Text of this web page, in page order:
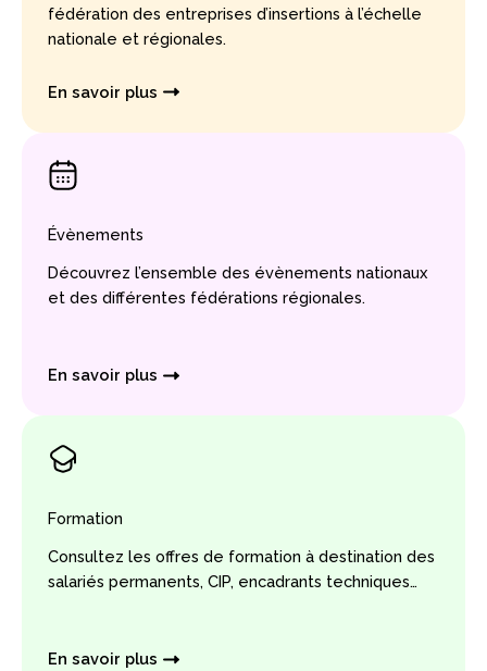
fédération des entreprises d’insertions à l’échelle
nationale et régionales.
En savoir plus
Évènements
Découvrez l’ensemble des évènements nationaux
et des différentes fédérations régionales.
En savoir plus
Formation
Consultez les offres de formation à destination des
salariés permanents, CIP, encadrants techniques…
En savoir plus